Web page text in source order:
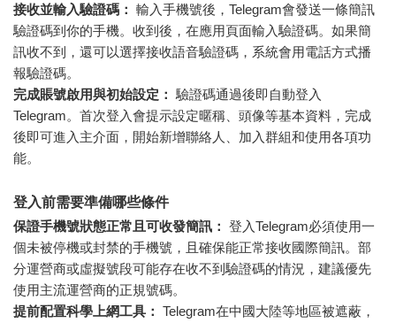
接收並輸入驗證碼： 輸入手機號後，Telegram會發送一條簡訊
驗證碼到你的手機。收到後，在應用頁面輸入驗證碼。如果簡
訊收不到，還可以選擇接收語音驗證碼，系統會用電話方式播
報驗證碼。
完成賬號啟用與初始設定： 驗證碼通過後即自動登入
Telegram。首次登入會提示設定暱稱、頭像等基本資料，完成
後即可進入主介面，開始新增聯絡人、加入群組和使用各項功
能。
登入前需要準備哪些條件
保證手機號狀態正常且可收發簡訊： 登入Telegram必須使用一
個未被停機或封禁的手機號，且確保能正常接收國際簡訊。部
分運營商或虛擬號段可能存在收不到驗證碼的情況，建議優先
使用主流運營商的正規號碼。
提前配置科學上網工具： Telegram在中國大陸等地區被遮蔽，